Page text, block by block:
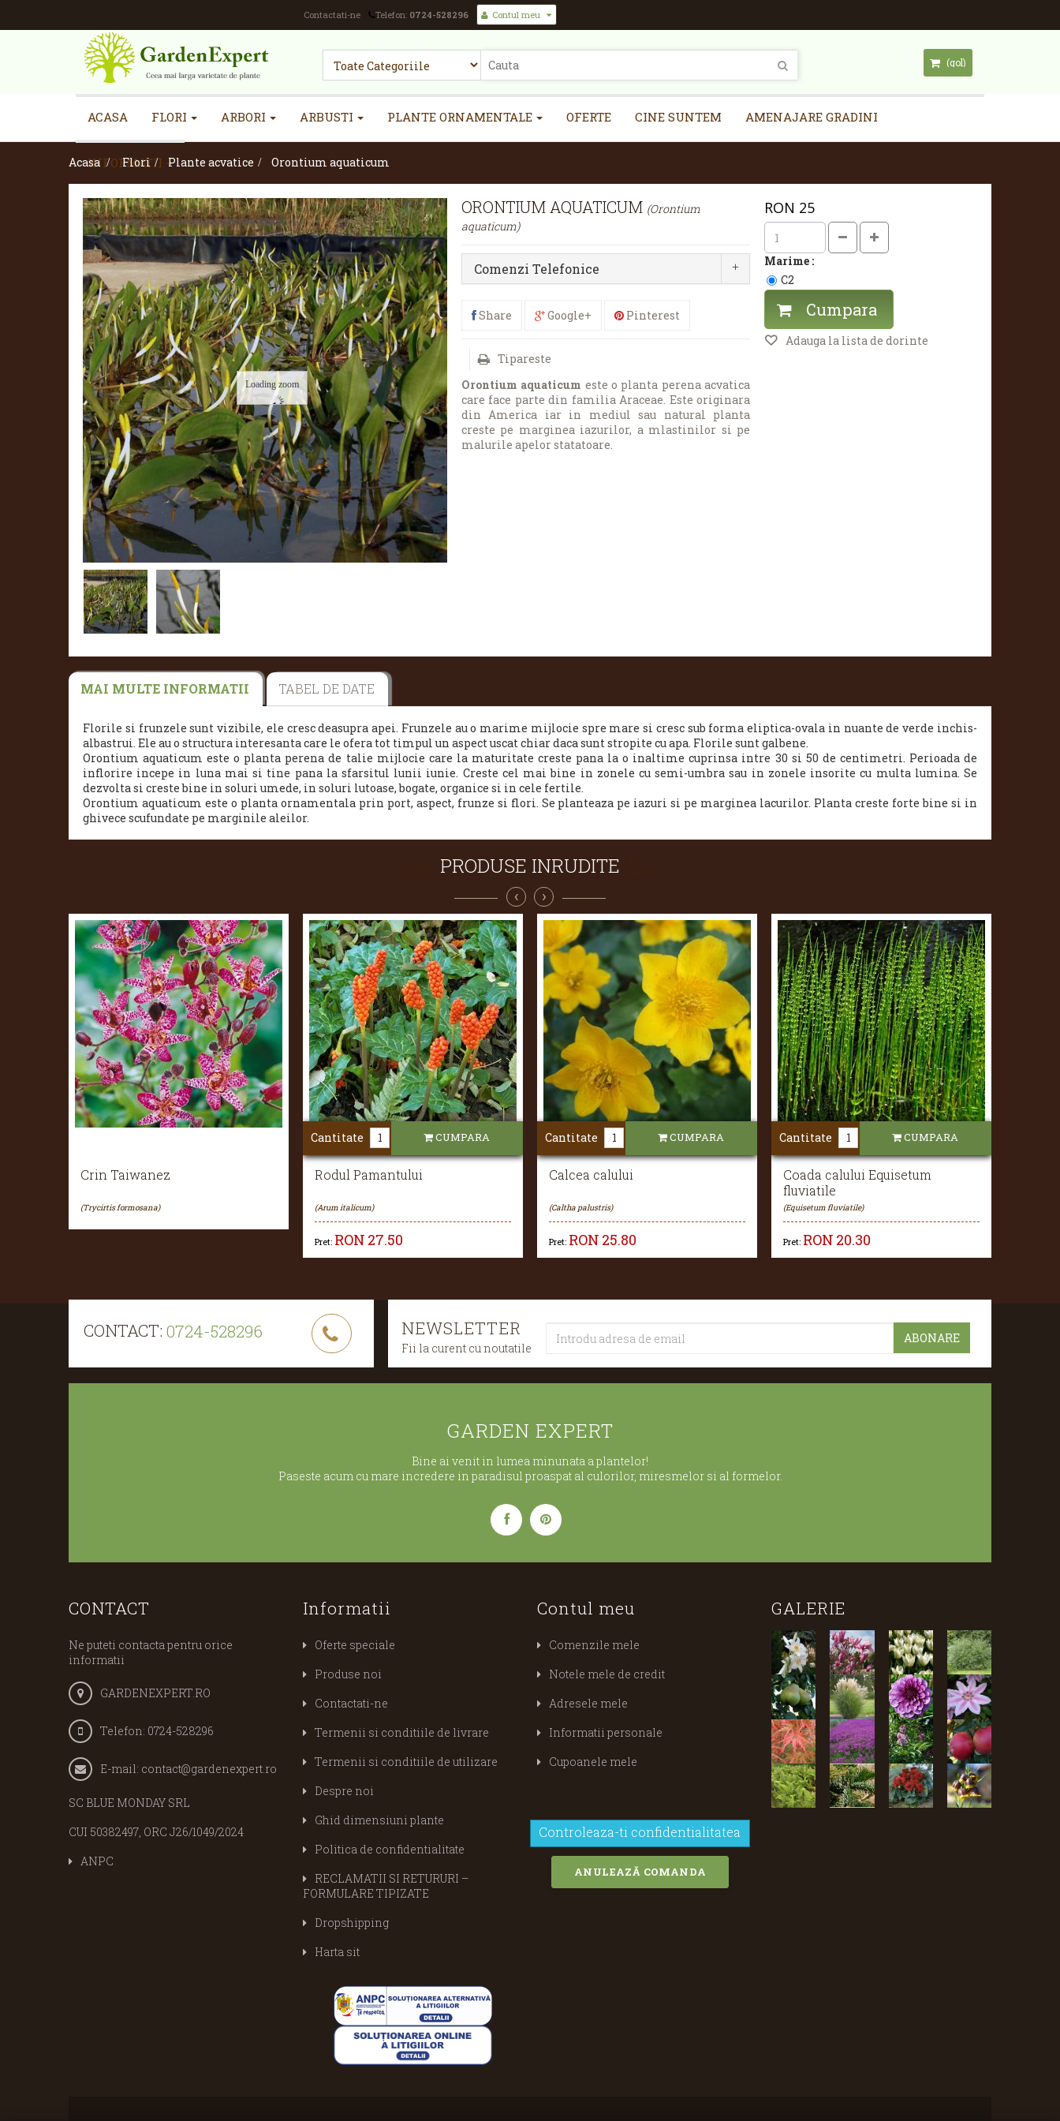
Contul meu
Contactati-ne Telefon: 0724-528296
(gol)
ACASA FLORI ARBORI ARBUSTI PLANTE ORNAMENTALE OFERTE CINE SUNTEM AMENAJARE GRADINI
INFORMATII
Acasa > Flori > Plante acvatice > Orontium aquaticum
Loading zoom
ORONTIUM AQUATICUM (Orontium
aquaticum)
Comenzi Telefonice
Share Google+ Pinterest
Tipareste
Orontium aquaticum este o planta perena acvatica
care face parte din familia Araceae. Este originara
din America iar in mediul sau natural planta
creste pe marginea iazurilor, a mlastinilor si pe
malurile apelor statatoare.
RON 25
Marime :
C2
Cumpara
Adauga la lista de dorinte
MAI MULTE INFORMATII TABEL DE DATE
Florile si frunzele sunt vizibile, ele cresc deasupra apei. Frunzele au o marime mijlocie spre mare si cresc sub forma eliptica-ovala in nuante de verde inchis-
albastrui. Ele au o structura interesanta care le ofera tot timpul un aspect uscat chiar daca sunt stropite cu apa. Florile sunt galbene.
Orontium aquaticum este o planta perena de talie mijlocie care la maturitate creste pana la o inaltime cuprinsa intre 30 si 50 de centimetri. Perioada de
inflorire incepe in luna mai si tine pana la sfarsitul lunii iunie. Creste cel mai bine in zonele cu semi-umbra sau in zonele insorite cu multa lumina. Se
dezvolta si creste bine in soluri umede, in soluri lutoase, bogate, organice si in cele fertile.
Orontium aquaticum este o planta ornamentala prin port, aspect, frunze si flori. Se planteaza pe iazuri si pe marginea lacurilor. Planta creste forte bine si in
ghivece scufundate pe marginile aleilor.
PRODUSE INRUDITE
‹ ›
Crin Taiwanez
(Trycirtis formosana)
Rodul Pamantului
(Arum italicum)
Pret: RON 27.50
Cantitate CUMPARA
Calcea calului
(Caltha palustris)
Pret: RON 25.80
Cantitate CUMPARA
Coada calului Equisetum
fluviatile
(Equisetum fluviatile)
Pret: RON 20.30
Cantitate CUMPARA
CONTACT: 0724-528296 NEWSLETTER
Fii la curent cu noutatile
GARDEN EXPERT
Bine ai venit in lumea minunata a plantelor!
Paseste acum cu mare incredere in paradisul proaspat al culorilor, miresmelor si al formelor.
CONTACT
Ne puteti contacta pentru orice
informatii
GARDENEXPERT.RO
Telefon: 0724-528296
E-mail: contact@gardenexpert.ro
SC BLUE MONDAY SRL
CUI 50382497, ORC J26/1049/2024
ANPC
Informatii
Oferte speciale
Produse noi
Contactati-ne
Termenii si conditiile de livrare
Termenii si conditiile de utilizare
Despre noi
Ghid dimensiuni plante
Politica de confidentialitate
RECLAMATII SI RETURURI –
FORMULARE TIPIZATE
Dropshipping
Harta sit
Contul meu
Comenzile mele
Notele mele de credit
Adresele mele
Informatii personale
Cupoanele mele
GALERIE
Controleaza-ti confidentialitatea
ANULEAZĂ COMANDA